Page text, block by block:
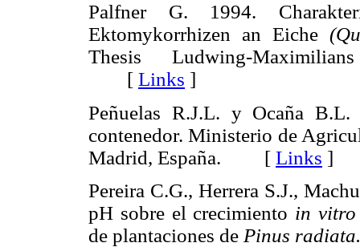
Palfner G. 1994.
Ektomykorrhizen an Eiche
Thesis Ludwing-
[ Links ]
Peñuelas R.J.L. y Ocaña
contenedor. Ministerio de
Madrid, España. [ Links ]
Pereira C.G., Herrera S.J.,
pH sobre el crecimiento in vitro
de plantaciones de Pinus